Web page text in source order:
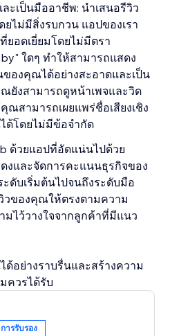
ะเป็นมืออาชีพ: นำเสนอรีวิว
ไม่มีสิ่งรบกวน แอปของเรา
อดเยี่ยมโดยไม่มีตรา
ใดๆ ทำให้สามารถแสดง
องคุณได้อย่างสะอาดและเป็น
ยังสามารถดูหน้าเพจและวิด
ณสามารถเผยแพร่ชื่อเสียงเชิง
ด้โดยไม่มีข้อจำกัด
ด้วยแอปที่อัดแน่นไปด้วย
งและจัดการคะแนนธุรกิจของ
ดับเริ่มต้นไปจนถึงระดับมือ
วของคุณให้ตรงตามความ
ไว้วางใจจากลูกค้าที่มีแนว
อย่างราบรื่นและสร้างความ
ควรได้รับ
ารรับรอง